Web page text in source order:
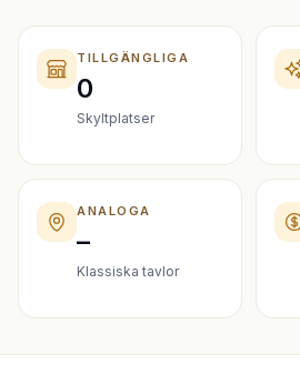
TILLGÄNGLIGA
0
Skyltplatser
ANALOGA
–
Klassiska tavlor